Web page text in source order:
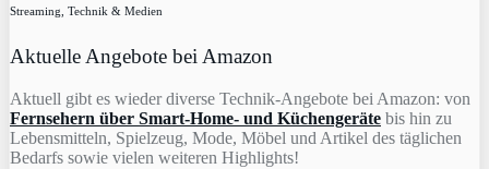
Streaming, Technik & Medien
Aktuelle Angebote bei Amazon
Aktuell gibt es wieder diverse Technik-Angebote bei Amazon: von
Fernsehern über Smart-Home- und Küchengeräte bis hin zu
Lebensmitteln, Spielzeug, Mode, Möbel und Artikel des täglichen
Bedarfs sowie vielen weiteren Highlights!